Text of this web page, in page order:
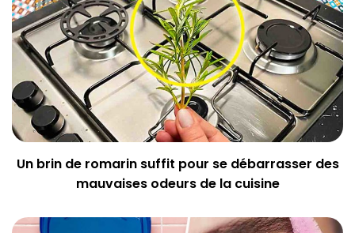
Un brin de romarin suffit pour se débarrasser des
mauvaises odeurs de la cuisine